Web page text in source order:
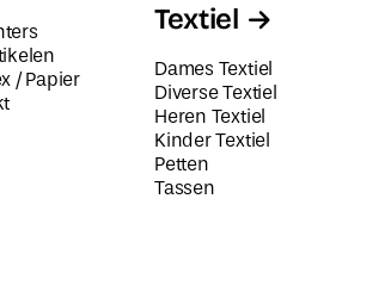
/ Papier
Textiel
Dames Textiel
Diverse Textiel
Heren Textiel
Kinder Textiel
Petten
Tassen